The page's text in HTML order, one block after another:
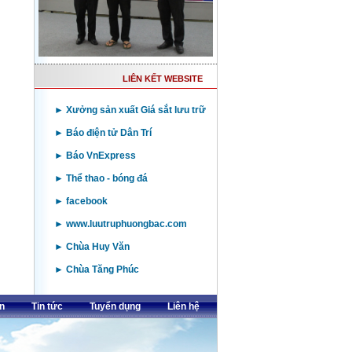
LIÊN KẾT WEBSITE
► Xưởng sản xuất Giá sắt lưu trữ
► Báo điện tử Dân Trí
► Báo VnExpress
► Thể thao - bóng đá
► facebook
► www.luutruphuongbac.com
► Chùa Huy Văn
► Chùa Tăng Phúc
Tin tức Tuyển dụng Liên hệ